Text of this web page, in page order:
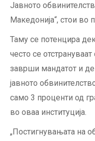
Јавното
Македонија“, стои во
Таму се потенцира
често се
заврши мандатот и
јавното
само 3 проценти од
во оваа институција.
„Постигнувањата на